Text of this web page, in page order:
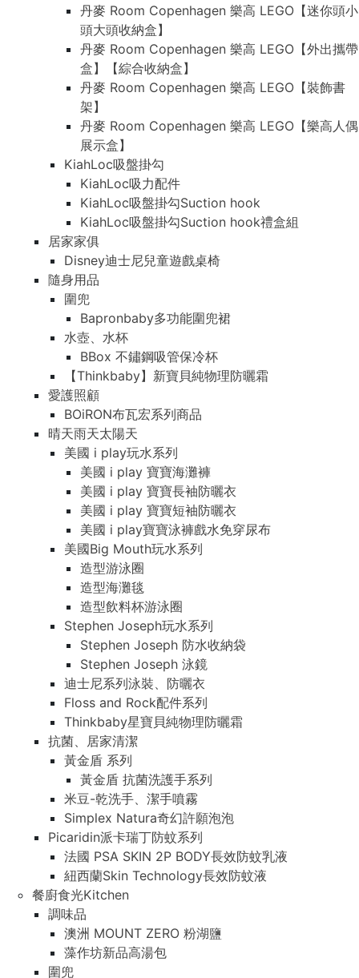
丹麥 Room Copenhagen 樂高 LEGO【迷你頭小
頭大頭收納盒】
丹麥 Room Copenhagen 樂高 LEGO【外出攜帶
盒】【綜合收納盒】
丹麥 Room Copenhagen 樂高 LEGO【裝飾書
架】
丹麥 Room Copenhagen 樂高 LEGO【樂高人偶
展示盒】
KiahLoc吸盤掛勾
KiahLoc吸力配件
KiahLoc吸盤掛勾Suction hook
KiahLoc吸盤掛勾Suction hook禮盒組
居家家俱
Disney迪士尼兒童遊戲桌椅
隨身用品
圍兜
Bapronbaby多功能圍兜裙
水壺、水杯
BBox 不鏽鋼吸管保冷杯
【Thinkbaby】新寶貝純物理防曬霜
愛護照顧
BOiRON布瓦宏系列商品
晴天雨天太陽天
美國 i play玩水系列
美國 i play 寶寶海灘褲
美國 i play 寶寶長袖防曬衣
美國 i play 寶寶短袖防曬衣
美國 i play寶寶泳褲戲水免穿尿布
美國Big Mouth玩水系列
造型游泳圈
造型海灘毯
造型飲料杯游泳圈
Stephen Joseph玩水系列
Stephen Joseph 防水收納袋
Stephen Joseph 泳鏡
迪士尼系列泳裝、防曬衣
Floss and Rock配件系列
Thinkbaby星寶貝純物理防曬霜
抗菌、居家清潔
黃金盾 系列
黃金盾 抗菌洗護手系列
米豆-乾洗手、潔手噴霧
Simplex Natura奇幻許願泡泡
Picaridin派卡瑞丁防蚊系列
法國 PSA SKIN 2P BODY長效防蚊乳液
紐西蘭Skin Technology長效防蚊液
餐廚食光Kitchen
調味品
澳洲 MOUNT ZERO 粉湖鹽
藻作坊新品高湯包
圍兜